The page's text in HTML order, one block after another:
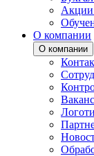
О компании
О компании